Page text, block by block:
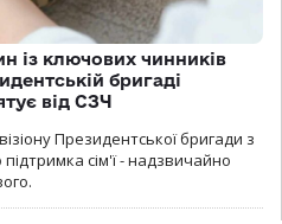
із ключових чинників
бригаді
від СЗЧ
Президентської бригади з
сім'ї - надзвичайно